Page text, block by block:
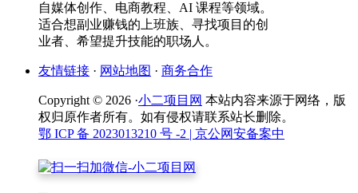
自媒体创作、电商教程、AI 课程等领域。
适合想副业赚钱的上班族、寻找项目的创
业者、希望提升技能的职场人。
友情链接 · 网站地图 · 商务合作
Copyright © 2026 ·小二项目网 本站内容来源于网络，版
权归原作者所有。如有侵权请联系站长删除。
鄂 ICP 备 2023013210 号 -2 | 京公网安备案中